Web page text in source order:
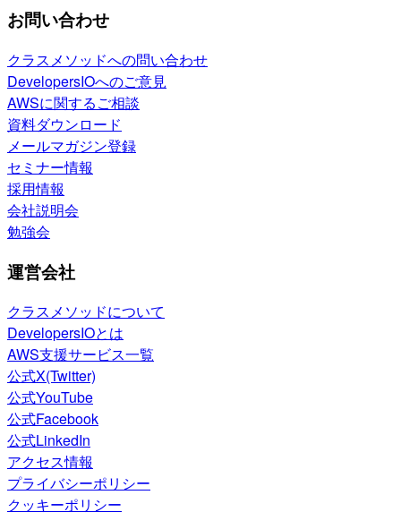
お問い合わせ
クラスメソッドへの問い合わせ
DevelopersIOへのご意見
AWSに関するご相談
資料ダウンロード
メールマガジン登録
セミナー情報
採用情報
会社説明会
勉強会
運営会社
クラスメソッドについて
DevelopersIOとは
AWS支援サービス一覧
公式X(Twitter)
公式YouTube
公式Facebook
公式LinkedIn
アクセス情報
プライバシーポリシー
クッキーポリシー